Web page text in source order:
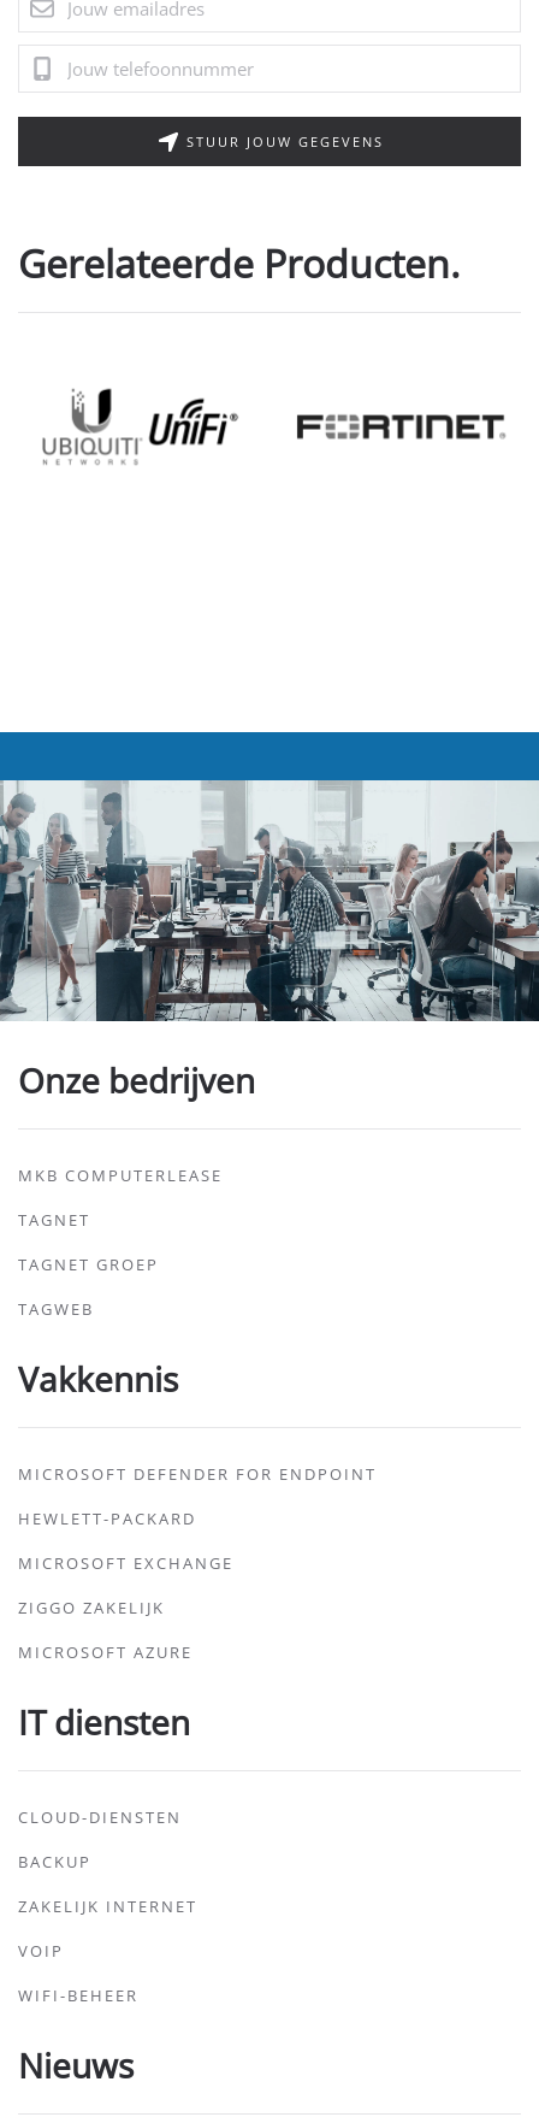
STUUR JOUW GEGEVENS
Gerelateerde Producten.
Onze bedrijven
MKB COMPUTERLEASE
TAGNET
TAGNET GROEP
TAGWEB
Vakkennis
MICROSOFT DEFENDER FOR ENDPOINT
HEWLETT-PACKARD
MICROSOFT EXCHANGE
ZIGGO ZAKELIJK
MICROSOFT AZURE
IT diensten
CLOUD-DIENSTEN
BACKUP
ZAKELIJK INTERNET
VOIP
WIFI-BEHEER
Nieuws